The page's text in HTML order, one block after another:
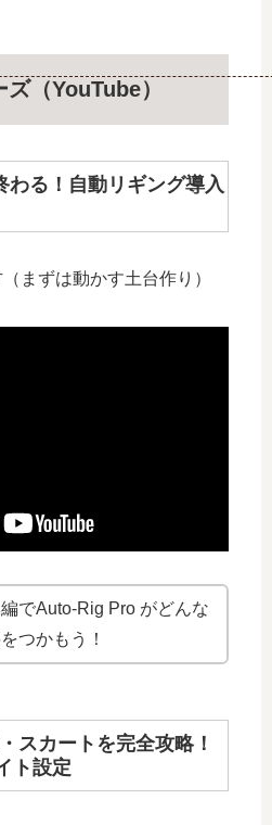
（YouTube）
わる！自動リギング導入
まずは動かす土台作り）
でAuto-Rig Pro がどんな
つかもう！
スカートを完全攻略！
ト設定